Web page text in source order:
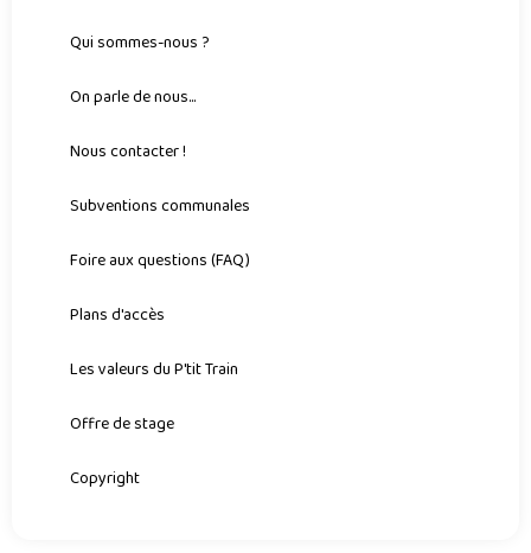
Qui sommes-nous ?
On parle de nous...
Nous contacter !
Subventions communales
Foire aux questions (FAQ)
Plans d'accès
Les valeurs du P'tit Train
Offre de stage
Copyright